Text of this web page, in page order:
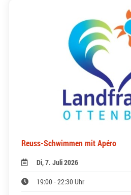
Reuss-Schwimmen mit Apéro
Di, 7. Juli 2026
19:00 - 22:30 Uhr